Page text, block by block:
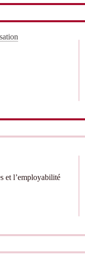
et l’employabilité